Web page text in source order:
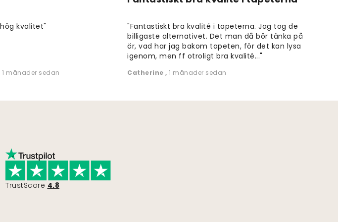
kvalitet"
1 månader sedan
"Fantastiskt bra kvalité i tapeterna. Jag tog de
billigaste alternativet. Det man då bör tänka på
är, vad har jag bakom tapeten, för det kan lysa
igenom, men ff otroligt bra kvalité..."
Catherine, 1 månader sedan
TrustScore 4.8